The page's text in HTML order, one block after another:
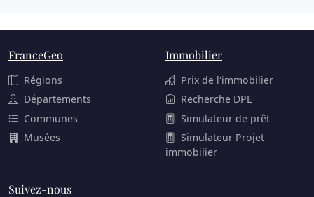
FranceGeo
Régions
Départements
Communes
Musées
Immobilier
Prix de l'immobilier
Recherche DPE
Simulateur de prêt
Simulateur Projet
immobilier
Suivez-nous